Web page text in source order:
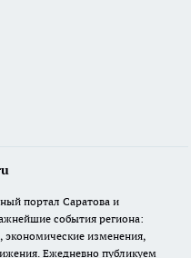
портал Саратова и
события региона:
экономические изменения,
Ежедневно публикуем